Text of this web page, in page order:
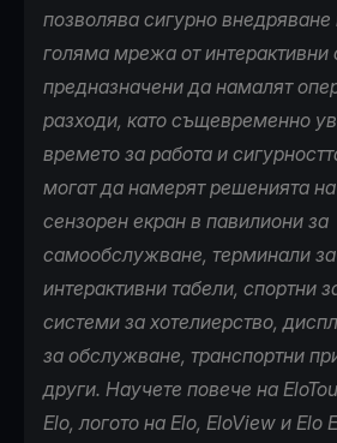
позволява сигурно
голяма мрежа от интерактивни
предназначени да намалят
разходи, като същевременно
времето за работа и
могат да намерят решенията
сензорен екран в павилиони за
самообслужване, терминали
интерактивни табели, спортни
системи за хотелиерство,
за обслужване, транспортни
други. Научете повече на
Elo, логото на Elo, EloView и Elo